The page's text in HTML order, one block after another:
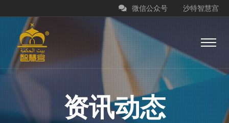
沙特智慧宫
微信公众号
资讯动态